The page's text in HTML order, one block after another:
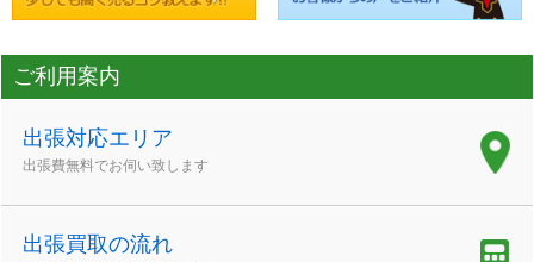
ご利用案内
出張対応エリア
出張費無料でお伺い致します
出張買取の流れ